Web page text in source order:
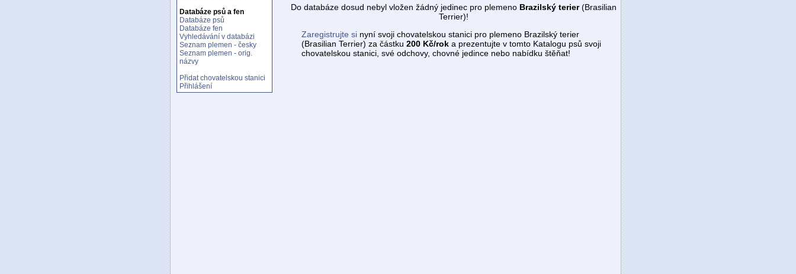
Databáze psů a fen
Databáze psů
Databáze fen
Vyhledávání v databázi
Seznam plemen - česky
Seznam plemen - orig.
názvy
Přidat chovatelskou stanici
Přihlášení
Do databáze dosud nebyl vložen žádný jedinec pro plemeno Brazilský terier(Brasilian
Terrier)!
Zaregistrujte si nyní svoji chovatelskou stanici pro plemeno Brazilský terier
(Brasilian Terrier) za částku 200 Kč/rok a prezentujte v tomto Katalogu psů svoji
chovatelskou stanici, své odchovy, chovné jedince nebo nabídku štěňat!